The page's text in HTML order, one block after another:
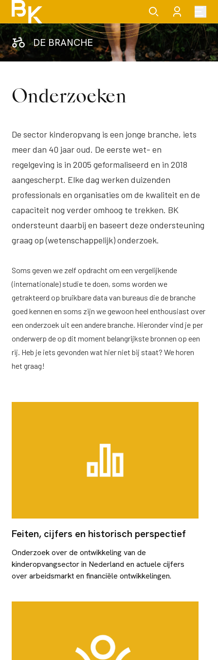
DE BRANCHE
Onderzoeken
De sector kinderopvang is een jonge branche, iets
meer dan 40 jaar oud. De eerste wet- en
regelgeving is in 2005 geformaliseerd en in 2018
aangescherpt. Elke dag werken duizenden
professionals en organisaties om de kwaliteit en de
capaciteit nog verder omhoog te trekken. BK
ondersteunt daarbij en baseert deze ondersteuning
graag op (wetenschappelijk) onderzoek.
Soms geven we zelf opdracht om een vergelijkende
(internationale) studie te doen, soms worden we
getrakteerd op bruikbare data van bureaus die de branche
goed kennen en soms zijn we gewoon heel enthousiast over
een onderzoek uit een andere branche. Hieronder vind je per
onderwerp de op dit moment belangrijkste bronnen op een
rij. Heb je iets gevonden wat hier niet bij staat? We horen
het graag!
Feiten, cijfers en historisch perspectief
Onderzoek over de ontwikkeling van de
kinderopvangsector in Nederland en actuele cijfers
over arbeidsmarkt en financiële ontwikkelingen.